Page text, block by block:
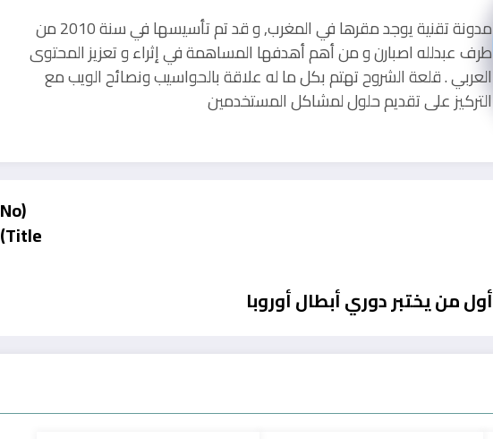
مدونة تقنية يوجد مقرها في المغرب, و قد تم تأسيسها في سنة 2010 من
طرف عبدلله اصبارن و من أهم أهدفها المساهمة في إثراء و تعزيز المحتوى
العربي . قلعة الشروح تهتم بكل ما له علاقة بالحواسيب ونصائح الويب مع
التركيز على تقديم حلول لمشاكل المستخدمين
(No
Title)